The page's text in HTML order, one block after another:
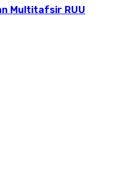
Multitafsir RUU